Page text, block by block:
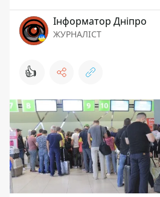
Інформатор Дніпро
ЖУРНАЛІСТ
👍